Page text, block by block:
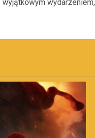
wyjątkowym wydarzeniem,